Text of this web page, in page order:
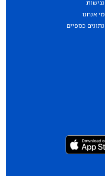
נגישות
מי אנחנו
נתונים כספיים